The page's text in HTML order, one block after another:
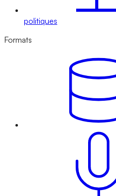
politiques
Formats